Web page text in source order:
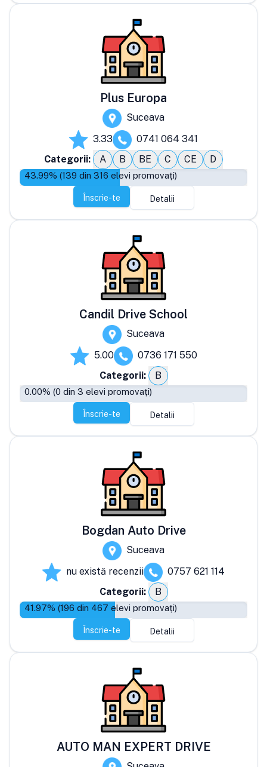
Plus Europa
Suceava
3.33
0741 064 341
Categorii:
A B BE C CE D
43.99% (139 din 316 elevi promovați)
Înscrie-te Detalii
Candil Drive School
Suceava
5.00
0736 171 550
Categorii:
B
0.00% (0 din 3 elevi promovați)
Înscrie-te Detalii
Bogdan Auto Drive
Suceava
nu există recenzii
0757 621 114
Categorii:
B
41.97% (196 din 467 elevi promovați)
Înscrie-te Detalii
AUTO MAN EXPERT DRIVE